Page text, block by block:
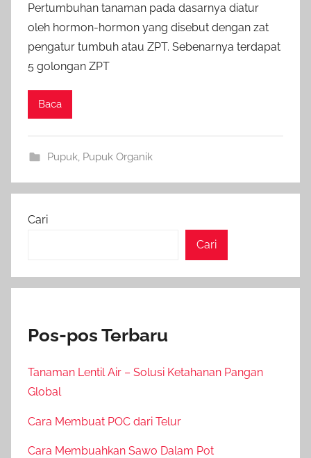
Pertumbuhan tanaman pada dasarnya diatur
oleh hormon-hormon yang disebut dengan zat
pengatur tumbuh atau ZPT. Sebenarnya terdapat
5 golongan ZPT
Baca
Pupuk, Pupuk Organik
Cari
Cari
Pos-pos Terbaru
Tanaman Lentil Air – Solusi Ketahanan Pangan
Global
Cara Membuat POC dari Telur
Cara Membuahkan Sawo Dalam Pot